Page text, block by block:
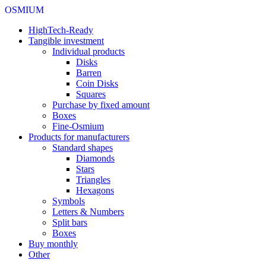
OSMIUM
HighTech-Ready
Tangible investment
Individual products
Disks
Barren
Coin Disks
Squares
Purchase by fixed amount
Boxes
Fine-Osmium
Products for manufacturers
Standard shapes
Diamonds
Stars
Triangles
Hexagons
Symbols
Letters & Numbers
Split bars
Boxes
Buy monthly
Other